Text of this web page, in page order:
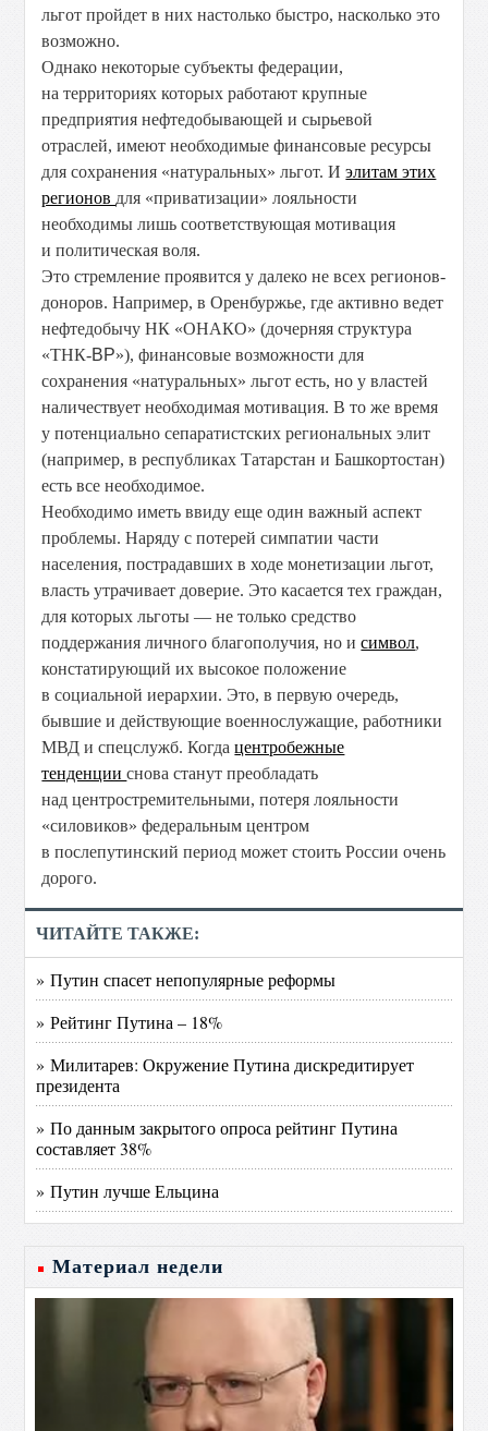
льгот пройдет в них настолько быстро, насколько это
возможно.
Однако некоторые субъекты федерации,
на территориях которых работают крупные
предприятия нефтедобывающей и сырьевой
отраслей, имеют необходимые финансовые ресурсы
для сохранения «натуральных» льгот. Иэлитам этих
регионов для «приватизации» лояльности
необходимы лишь соответствующая мотивация
и политическая воля.
Это стремление проявится у далеко не всех регионов-
доноров. Например, в Оренбуржье, где активно ведет
нефтедобычу НК «ОНАКО» (дочерняя структура
«ТНК-BP»), финансовые возможности для
сохранения «натуральных» льгот есть, но у властей
наличествует необходимая мотивация. В то же время
у потенциально сепаратистских региональных элит
(например, в республиках Татарстан и Башкортостан)
есть все необходимое.
Необходимо иметь ввиду еще один важный аспект
проблемы. Наряду с потерей симпатии части
населения, пострадавших в ходе монетизации льгот,
власть утрачивает доверие. Это касается тех граждан,
для которых льготы — не только средство
поддержания личного благополучия, но исимвол,
констатирующий их высокое положение
в социальной иерархии. Это, в первую очередь,
бывшие и действующие военнослужащие, работники
МВД и спецслужб. Когдацентробежные
тенденцииснова станут преобладать
над центростремительными, потеря лояльности
«силовиков» федеральным центром
в послепутинский период может стоить России очень
дорого.
ЧИТАЙТЕ ТАКЖЕ:
» Путин спасет непопулярные реформы
» Рейтинг Путина – 18%
» Милитарев: Окружение Путина дискредитирует
президента
» По данным закрытого опроса рейтинг Путина
составляет 38%
» Путин лучше Ельцина
Материал недели